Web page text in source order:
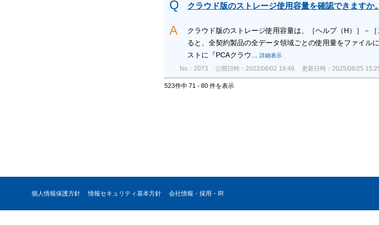
クラウド版のストレージ使用容量を確認できますか。
クラウド版のストレージ使用容量は、［ヘルプ（H）］－
ると、全契約製品の全データ領域ごとの使用量をファイル
ストに『PCAクラウ...
詳細表示
No：2073 公開日時：2022/06/02 19:46 更新日時：2025/08/25
523件中 71 - 80 件を表示
個人情報保護方針 情報セキュリティ基本方針 会社情報・採用・IR